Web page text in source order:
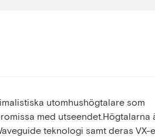
utomhushögtalare som
med utseendet.Högtalarna
teknologi samt deras VX-